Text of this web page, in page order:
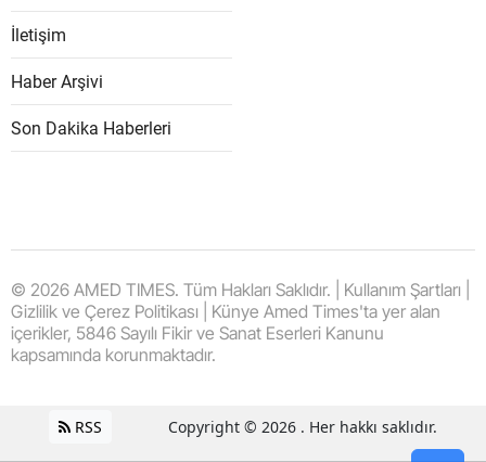
İletişim
Haber Arşivi
Son Dakika Haberleri
© 2026 AMED TIMES. Tüm Hakları Saklıdır. | Kullanım Şartları |
Gizlilik ve Çerez Politikası | Künye Amed Times'ta yer alan
içerikler, 5846 Sayılı Fikir ve Sanat Eserleri Kanunu
kapsamında korunmaktadır.
RSS Copyright © 2026 . Her hakkı saklıdır.